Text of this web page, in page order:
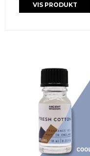
VIS PRODUKT